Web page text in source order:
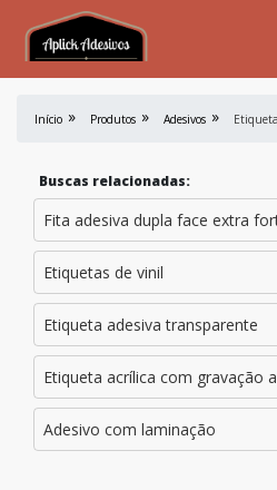
Início Produtos Adesivos
Buscas relacionadas:
Fita adesiva dupla face extra
Etiquetas de vinil
Etiqueta adesiva transparente
Etiqueta acrílica com gravação
Adesivo com laminação